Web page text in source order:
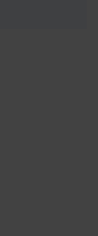
あり、配置